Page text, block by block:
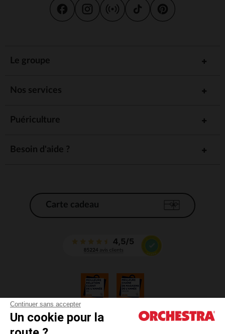
Continuer sans accepter
Un cookie pour la
Le groupe
Nos services
Puériculture
Besoin d'aide ?
Carte cadeau